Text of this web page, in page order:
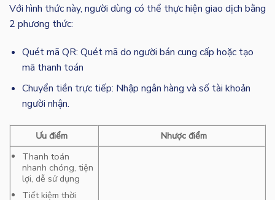
Với hình thức này, người dùng có thể thực hiện giao dịch bằng
2 phương thức:
Quét mã QR: Quét mã do người bán cung cấp hoặc tạo
mã thanh toán
Chuyển tiền trực tiếp: Nhập ngân hàng và số tài khoản
người nhận.
Ưu điểm
Nhược điểm
Thanh toán
nhanh chóng, tiện
lợi, dễ sử dụng
Tiết kiệm thời